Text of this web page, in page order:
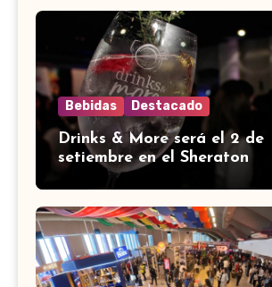
Bebidas Destacado
Drinks & More será el 2 de
setiembre en el Sheraton